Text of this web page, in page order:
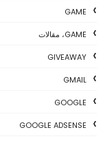
GAME
GAME، مقالات
GIVEAWAY
GMAIL
GOOGLE
GOOGLE ADSENSE